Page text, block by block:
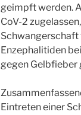
geimpft werden.
CoV-2
Schwangerschaft
Enzephalitiden
gegen
Eintreten einer